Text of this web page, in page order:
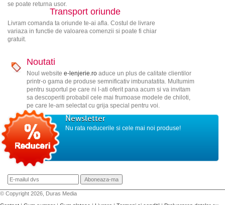
se poate returna usor.
Transport oriunde
Livram comanda ta oriunde te-ai afla. Costul de livrare
variaza in functie de valoarea comenzii si poate fi chiar
gratuit.
Noutati
Noul website e-lenjerie.roaduce un plus de calitate clientilor
printr-o gama de produse semnificativ imbunatatita. Multumim
pentru suportul pe care ni l-ati oferit pana acum si va invitam
sa descoperiti probabil cele mai frumoase modele de chiloti,
pe care le-am selectat cu grija special pentru voi.
Newsletter
Nu rata reducerile si cele mai noi produse!
© Copyright 2026, Duras Media